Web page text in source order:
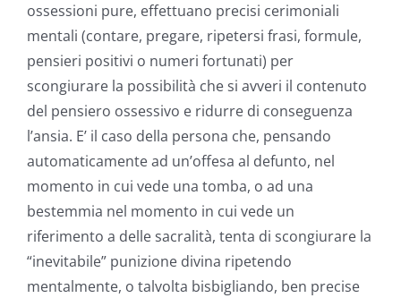
ossessioni pure, effettuano precisi cerimoniali
mentali (contare, pregare, ripetersi frasi, formule,
pensieri positivi o numeri fortunati) per
scongiurare la possibilità che si avveri il contenuto
del pensiero ossessivo e ridurre di conseguenza
l’ansia. E’ il caso della persona che, pensando
automaticamente ad un’offesa al defunto, nel
momento in cui vede una tomba, o ad una
bestemmia nel momento in cui vede un
riferimento a delle sacralità, tenta di scongiurare la
“inevitabile” punizione divina ripetendo
mentalmente, o talvolta bisbigliando, ben precise